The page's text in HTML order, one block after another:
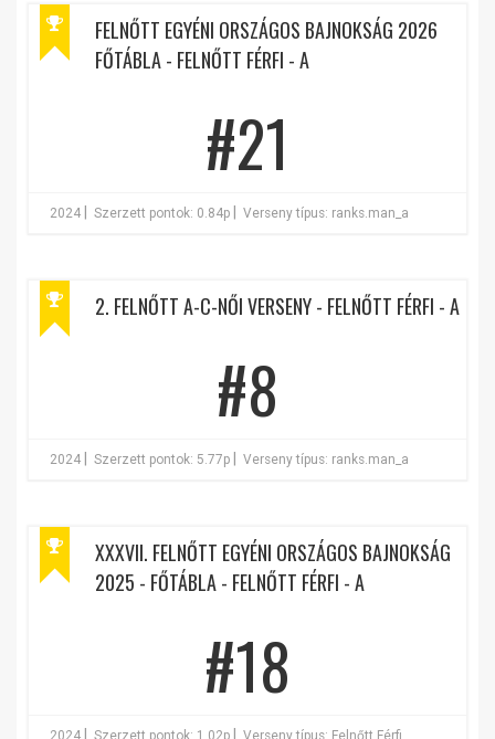
FELNŐTT EGYÉNI ORSZÁGOS BAJNOKSÁG 2026
FŐTÁBLA - FELNŐTT FÉRFI - A
#21
2024 Szerzett pontok: 0.84p Verseny típus: ranks.man_a
2. FELNŐTT A-C-NŐI VERSENY - FELNŐTT FÉRFI - A
#8
2024 Szerzett pontok: 5.77p Verseny típus: ranks.man_a
XXXVII. FELNŐTT EGYÉNI ORSZÁGOS BAJNOKSÁG
2025 - FŐTÁBLA - FELNŐTT FÉRFI - A
#18
2024 Szerzett pontok: 1.02p Verseny típus: Felnőtt Férfi